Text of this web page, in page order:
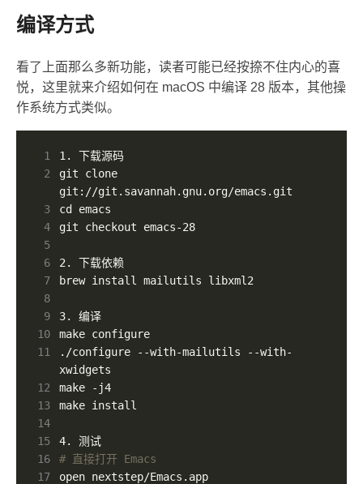
编译方式
看了上面那么多新功能，读者可能已经按捺不住内心的喜
悦，这里就来介绍如何在 macOS 中编译 28 版本，其他操
作系统方式类似。
1
1. 下载源码
2
git clone
3
4
git checkout emacs-28
5
6
7
8
9
3. 编译
10
make configure
11
./configure --with-mailutils --with-
12
make -j4
13
14
15
4. 测试
16
# 直接打开 Emacs
17
open nextstep/Emacs.app